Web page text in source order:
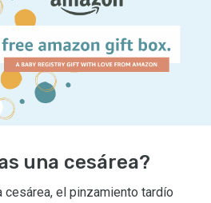
una cesárea?
el pinzamiento tardío